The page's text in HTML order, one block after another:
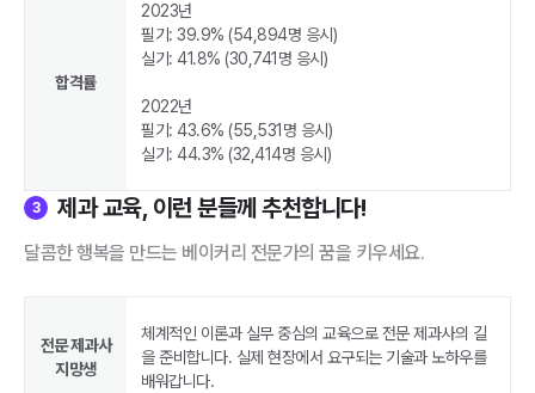
합격률
2023년
필기: 39.9% (54,894명 응시)
실기: 41.8% (30,741명 응시)
2022년
필기: 43.6% (55,531명 응시)
실기: 44.3% (32,414명 응시)
3 제과 교육, 이런 분들께 추천합니다!
달콤한 행복을 만드는 베이커리 전문가의 꿈을 키우세요.
전문 제과사
지망생
체계적인 이론과 실무 중심의 교육으로 전문 제과사의 길
을 준비합니다. 실제 현장에서 요구되는 기술과 노하우를
배워갑니다.